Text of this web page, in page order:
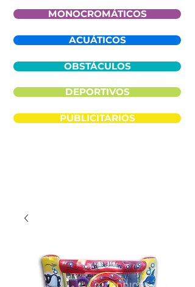
MONOCROMÁTICOS
ACUÁTICOS
OBSTÁCULOS
DEPORTIVOS
PUBLICITARIOS